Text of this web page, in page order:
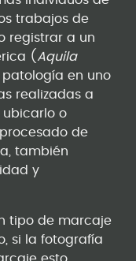
trabajos de
registrar a un
( Aquila
en uno
realizadas a
ubicarlo o
de
también
y
tipo de marcaje
si la fotografía